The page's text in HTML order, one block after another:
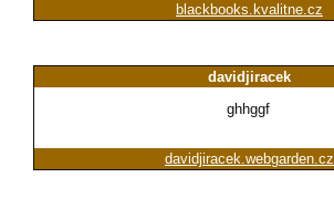
blackbooks.kvalitne.cz
davidjiracek
ghhggf
davidjiracek.webgarden.cz